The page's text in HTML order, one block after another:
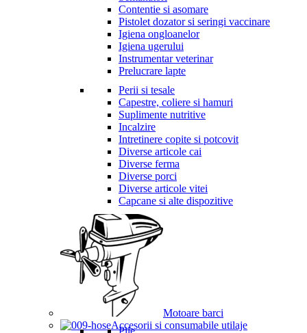
Contentie si asomare
Pistolet dozator si seringi vaccinare
Igiena ongloanelor
Igiena ugerului
Instrumentar veterinar
Prelucrare lapte
Perii si tesale
Capestre, coliere si hamuri
Suplimente nutritive
Incalzire
Intretinere copite si potcovit
Diverse articole cai
Diverse ferma
Diverse porci
Diverse articole vitei
Capcane si alte dispozitive
Motoare barci
Accesorii si consumabile utilaje
Pile